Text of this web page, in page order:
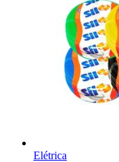
Elétrica